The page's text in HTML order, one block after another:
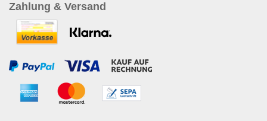
Zahlung & Versand